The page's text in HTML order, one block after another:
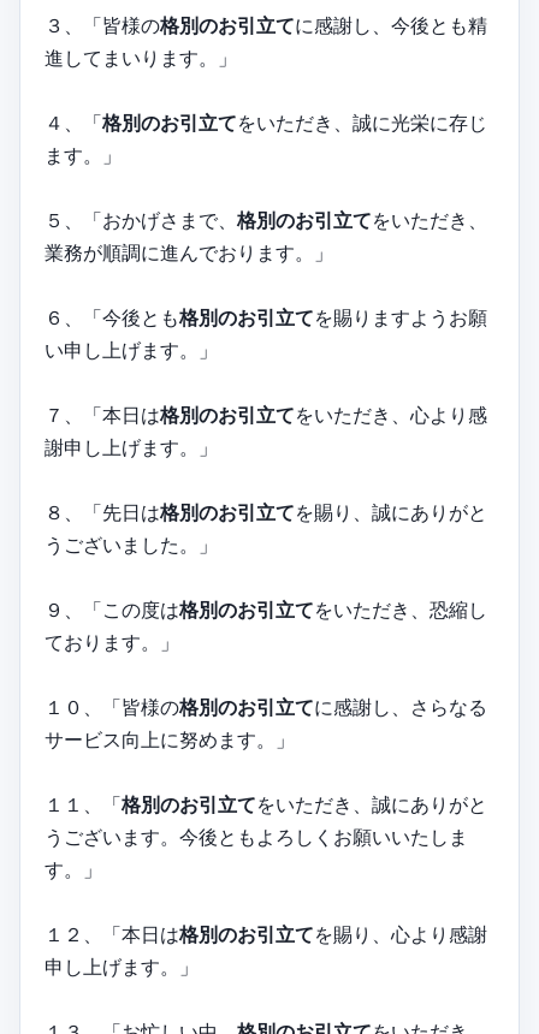
３、「皆様の格別のお引立てに感謝し、今後とも精
進してまいります。」
４、「格別のお引立てをいただき、誠に光栄に存じ
ます。」
５、「おかげさまで、 格別のお引立てをいただき、
業務が順調に進んでおります。」
６、「今後とも格別のお引立てを賜りますようお願
い申し上げます。」
７、「本日は格別のお引立てをいただき、心より感
謝申し上げます。」
８、「先日は格別のお引立てを賜り、誠にありがと
うございました。」
９、「この度は格別のお引立てをいただき、恐縮し
ております。」
１０、「皆様の格別のお引立てに感謝し、さらなる
サービス向上に努めます。」
１１、「格別のお引立てをいただき、誠にありがと
うございます。今後ともよろしくお願いいたしま
す。」
１２、「本日は格別のお引立てを賜り、心より感謝
申し上げます。」